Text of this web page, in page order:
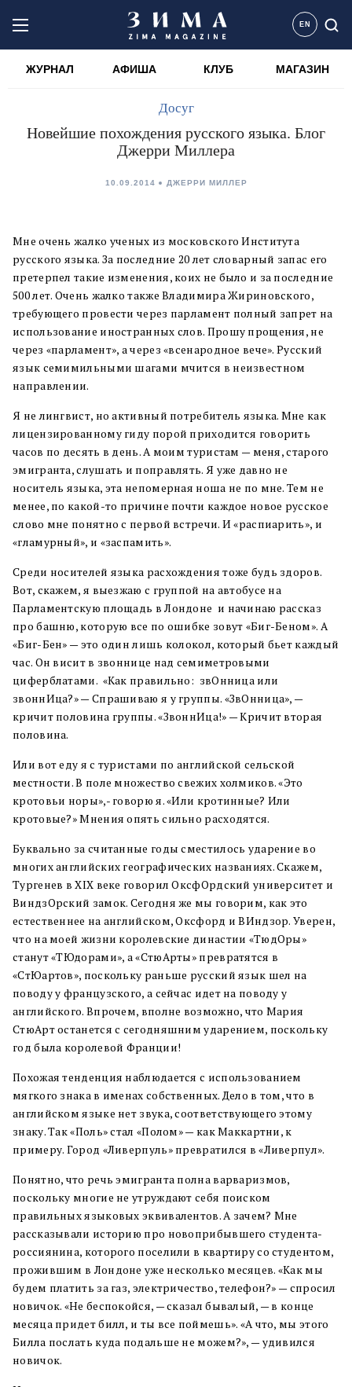
EN
ЖУРНАЛ АФИША КЛУБ МАГАЗИН
Досуг
Новейшие похождения русского языка. Блог
Джерри Миллера
10.09.2014 ДЖЕРРИ МИЛЛЕР
Мне очень жалко ученых из московского Института
русского языка. За последние 20 лет словарный запас его
претерпел такие изменения, коих не было и за последние
500 лет. Очень жалко также Владимира Жириновского,
требующего провести через парламент полный запрет на
использование иностранных слов. Прошу прощения, не
через «парламент», а через «всенародное вече». Русский
язык семимильными шагами мчится в неизвестном
направлении.
Я не лингвист, но активный потребитель языка. Мне как
лицензированному гиду порой приходится говорить
часов по десять в день. А моим туристам — меня, старого
эмигранта, слушать и поправлять. Я уже давно не
носитель языка, эта непомерная ноша не по мне. Тем не
менее, по какой-то причине почти каждое новое русское
слово мне понятно с первой встречи. И «распиарить», и
«гламурный», и «заспамить».
Среди носителей языка расхождения тоже будь здоров.
Вот, скажем, я выезжаю с группой на автобусе на
Парламентскую площадь в Лондоне и начинаю рассказ
про башню, которую все по ошибке зовут «Биг-Беном». А
«Биг-Бен» — это один лишь колокол, который бьет каждый
час. Он висит в звоннице над семиметровыми
циферблатами. «Как правильно: звОнница или
звоннИца?» — Спрашиваю я у группы. «ЗвОнница», —
кричит половина группы. «ЗвоннИца!» — Кричит вторая
половина.
Или вот еду я с туристами по английской сельской
местности. В поле множество свежих холмиков. «Это
кротовьи норы»,- говорю я. «Или кротинные? Или
кротовые?» Мнения опять сильно расходятся.
Буквально за считанные годы сместилось ударение во
многих английских географических названиях. Скажем,
Тургенев в XIX веке говорил ОксфОрдский университет и
ВиндзОрский замок. Сегодня же мы говорим, как это
естественнее на английском, Оксфорд и ВИндзор. Уверен,
что на моей жизни королевские династии «ТюдОры»
станут «ТЮдорами», а «СтюАрты» превратятся в
«СтЮартов», поскольку раньше русский язык шел на
поводу у французского, а сейчас идет на поводу у
английского. Впрочем, вполне возможно, что Мария
СтюАрт останется с сегодняшним ударением, поскольку
год была королевой Франции!
Похожая тенденция наблюдается с использованием
мягкого знака в именах собственных. Дело в том, что в
английском языке нет звука, соответствующего этому
знаку. Так «Поль» стал «Полом» — как Маккартни, к
примеру. Город «Ливерпуль» превратился в «Ливерпул».
Понятно, что речь эмигранта полна варваризмов,
поскольку многие не утруждают себя поиском
правильных языковых эквивалентов. А зачем? Мне
рассказывали историю про новоприбывшего студента-
россиянина, которого поселили в квартиру со студентом,
прожившим в Лондоне уже несколько месяцев. «Как мы
будем платить за газ, электричество, телефон?» — спросил
новичок. «Не беспокойся, — сказал бывалый, — в конце
месяца придет билл, и ты все поймешь». «А что, мы этого
Билла послать куда подальше не можем?», — удивился
новичок.